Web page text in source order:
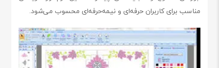
مناسب برای کاربران حرفه‌ای و نیمه‌حرفه‌ای محسوب می‌شود.